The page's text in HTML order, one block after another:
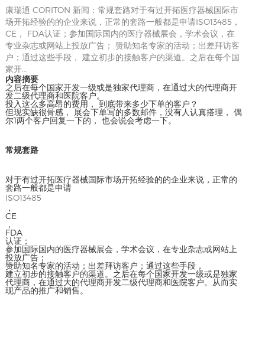
康瑞通 CORITON 新闻：常规套路对于有过开拓医疗器械国际市
场开拓经验的的企业来说，正常的套路一般都是申请ISO13485，
CE， FDA认证；参加国际国内的医疗器械展会，学术会议，在
专业杂志或网站上投放广告； 赞助知名专家的活动；出差拜访客
户；通过这些手段， 建立初步的接触客户的渠道。之后在每个国
家开…
内容摘要
之后在每个国家开发一级或是独家代理商，在通过大的代理商开
发二级代理商和医院客户。
投入这么多高昂的费用， 到底带来多少下单的客户？
但现实缺很骨感， 展会下单写的多数邮件，没有人认真搭理， 偶
尔1两个客户回复一下的， 也会说会考虑一下。
常规套路
对于有过开拓医疗器械国际市场开拓经验的的企业来说，正常的
套路一般都是申请
ISO13485
，
CE
，
FDA
认证；
参加国际国内的医疗器械展会，学术会议，在专业杂志或网站上
投放广告；
赞助知名专家的活动；出差拜访客户；通过这些手段，
建立初步的接触客户的渠道。之后在每个国家开发一级或是独家
代理商，在通过大的代理商开发二级代理商和医院客户。从而实
现产品的推广和销售。